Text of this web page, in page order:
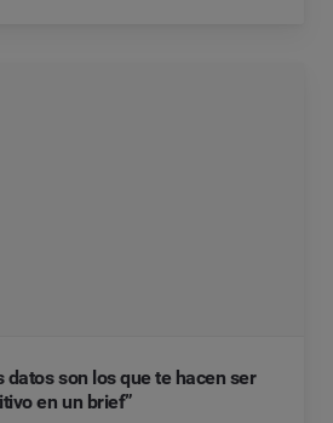
datos son los que te hacen ser
en un brief”